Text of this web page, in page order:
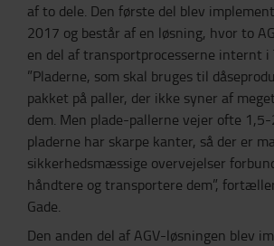
af to dele. Den første del blev
2017 og består af en løsning, hvor to
en del af transportprocesserne internt i
”Pladerne, som skal bruges til
pakket på paller, der ikke syner af
dem. Men plade-pallerne vejer ofte
pladerne har skarpe kanter, så der er
sikkerhedsmæssige overvejelser
håndtere og transportere dem”,
Gade.
Den anden del af AGV-løsningen blev